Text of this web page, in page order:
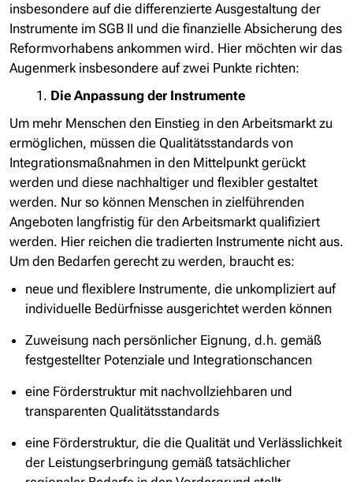
insbesondere auf die differenzierte Ausgestaltung der
Instrumente im SGB II und die finanzielle Absicherung des
Reformvorhabens ankommen wird. Hier möchten wir das
Augenmerk insbesondere auf zwei Punkte richten:
Die Anpassung der Instrumente
Um mehr Menschen den Einstieg in den Arbeitsmarkt zu
ermöglichen, müssen die Qualitätsstandards von
Integrationsmaßnahmen in den Mittelpunkt gerückt
werden und diese nachhaltiger und flexibler gestaltet
werden. Nur so können Menschen in zielführenden
Angeboten langfristig für den Arbeitsmarkt qualifiziert
werden. Hier reichen die tradierten Instrumente nicht aus.
Um den Bedarfen gerecht zu werden, braucht es:
neue und flexiblere Instrumente, die unkompliziert auf
individuelle Bedürfnisse ausgerichtet werden können
Zuweisung nach persönlicher Eignung, d.h. gemäß
festgestellter Potenziale und Integrationschancen
eine Förderstruktur mit nachvollziehbaren und
transparenten Qualitätsstandards
eine Förderstruktur, die die Qualität und Verlässlichkeit
der Leistungserbringung gemäß tatsächlicher